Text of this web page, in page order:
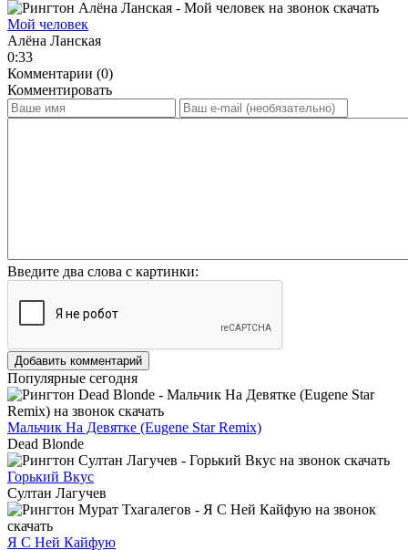
Мой человек
Алёна Ланская
0:33
Комментарии (0)
Комментировать
Введите два слова с картинки:
Добавить комментарий
Популярные сегодня
Мальчик На Девятке (Eugene Star Remix)
Dead Blonde
Горький Вкус
Султан Лагучев
Я С Ней Кайфую